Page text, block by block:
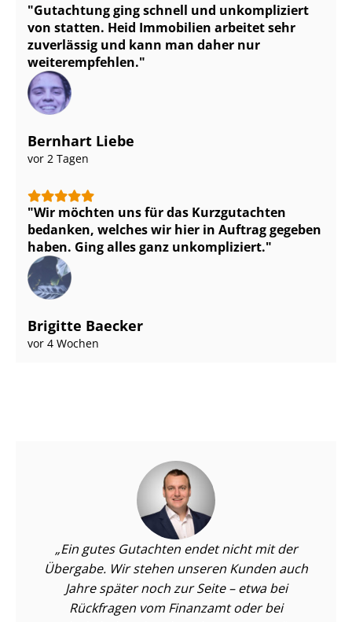
Gutachtung ging schnell und unkompliziert
von statten. Heid Immobilien arbeitet sehr
zuverlässig und kann man daher nur
weiterempfehlen.
Bernhart Liebe
vor 2 Tagen
Wir möchten uns für das Kurzgutachten
bedanken, welches wir hier in Auftrag gegeben
haben. Ging alles ganz unkompliziert.
Brigitte Baecker
vor 4 Wochen
Ein gutes Gutachten endet nicht mit der
Übergabe. Wir stehen unseren Kunden auch
Jahre später noch zur Seite – etwa bei
Rückfragen vom Finanzamt oder bei